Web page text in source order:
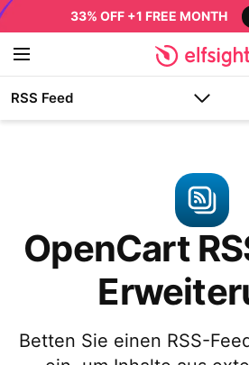
33% OFF +1 FREE MONTH
RSS Feed
OpenCart
Betten Sie einen RSS-